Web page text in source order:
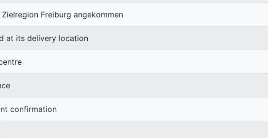
Freiburg angekommen
at its delivery location
confirmation